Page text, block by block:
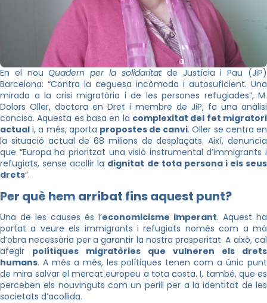
En el nouQuadern per la solidaritatde Justícia i Pau (JiP)
Barcelona: “Contra la ceguesa incòmoda i autosuficient. Una
mirada a la crisi migratòria i de les persones refugiades”, M.
Dolors Oller, doctora en Dret i membre de JiP, fa una anàlisi
concisa. Aquesta es basa en la complexitat del fet migratori
actual i, a més, aporta propostes de canvi. Oller se centra en
la situació actual de 68 milions de desplaçats. Així, denuncia
que “Europa ha prioritzat una visió instrumental d’immigrants i
refugiats, sense acollir la dignitat de tota persona i els seus
drets”.
Per què hem arribat fins aquest punt?
Una de les causes és l’economicisme imperant. Aquest ha
portat a veure els immigrants i refugiats només com a mà
d’obra necessària per a garantir la nostra prosperitat. A això, cal
afegir polítiques migratòries que vulneren els drets
humans. A més a més, les polítiques tenen com a únic punt
de mira salvar el mercat europeu a tota costa. I, també, que es
perceben els nouvinguts com un perill per a la identitat de les
societats d’acollida.